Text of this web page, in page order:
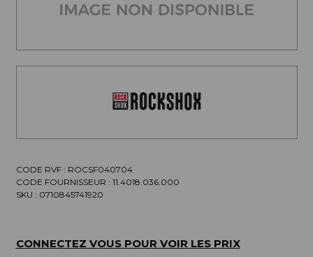
CODE RVF : ROCSF040704
CODE FOURNISSEUR : 11.4018.036.000
SKU : 0710845741920
CONNECTEZ VOUS POUR VOIR LES PRIX